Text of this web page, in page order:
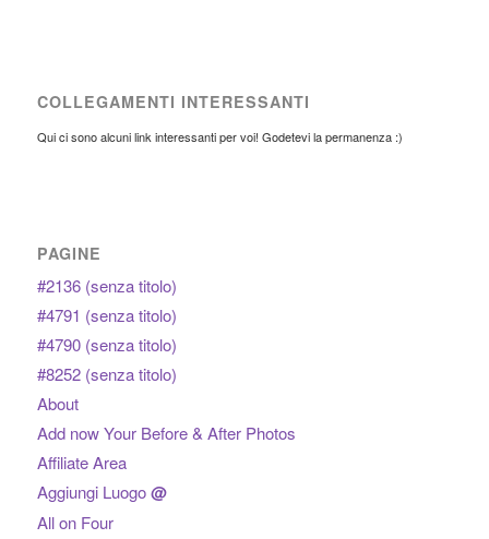
COLLEGAMENTI INTERESSANTI
Qui ci sono alcuni link interessanti per voi! Godetevi la permanenza :)
PAGINE
#2136 (senza titolo)
#4791 (senza titolo)
#4790 (senza titolo)
#8252 (senza titolo)
About
Add now Your Before & After Photos
Affiliate Area
Aggiungi Luogo@
All on Four